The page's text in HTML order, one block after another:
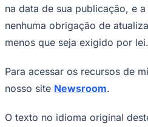
na data de sua publicação, e a
nenhuma obrigação de
menos que seja exigido por lei.
Para acessar os recursos de
nosso site Newsroom.
O texto no idioma original